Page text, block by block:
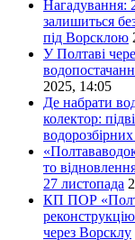
Нагадування:
залишиться
під Ворсклою
У Полтаві
2025, 14:05
Де набрати
колектор:
то
27 листопада
КП ПОР
через Ворсклу